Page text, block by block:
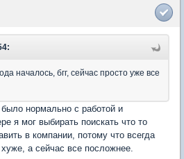
началось, бгг, сейчас просто уже все
было нормально с работой и
я мог выбирать поискать что то
в компании, потому что всегда
а сейчас все посложнее.